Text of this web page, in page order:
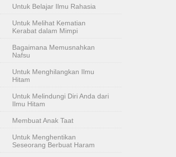
Untuk Belajar Ilmu Rahasia
Untuk Melihat Kematian
Kerabat dalam Mimpi
Bagaimana Memusnahkan
Nafsu
Untuk Menghilangkan Ilmu
Hitam
Untuk Melindungi Diri Anda dari
Ilmu Hitam
Membuat Anak Taat
Untuk Menghentikan
Seseorang Berbuat Haram